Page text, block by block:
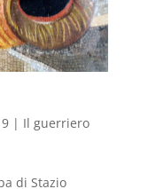
| Il guerriero
di Stazio